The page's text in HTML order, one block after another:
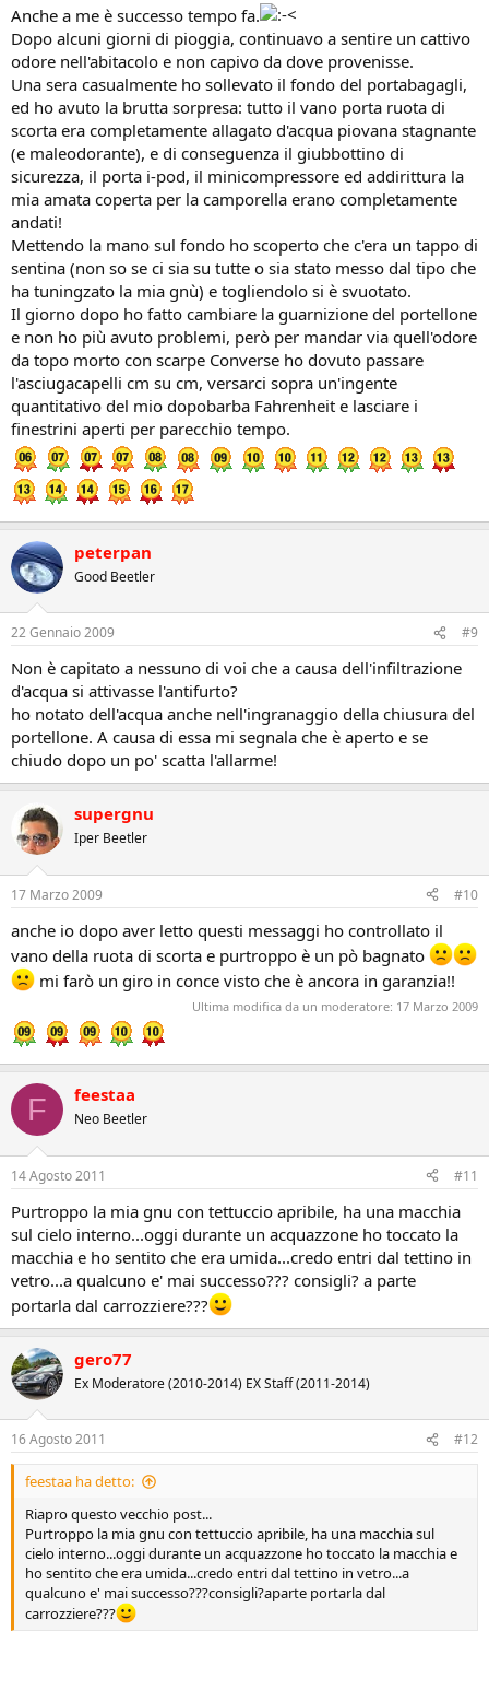
Anche a me è successo tempo fa.
Dopo alcuni giorni di pioggia, continuavo a sentire un cattivo
odore nell'abitacolo e non capivo da dove provenisse.
Una sera casualmente ho sollevato il fondo del portabagagli,
ed ho avuto la brutta sorpresa: tutto il vano porta ruota di
scorta era completamente allagato d'acqua piovana stagnante
(e maleodorante), e di conseguenza il giubbottino di
sicurezza, il porta i-pod, il minicompressore ed addirittura la
mia amata coperta per la camporella erano completamente
andati!
Mettendo la mano sul fondo ho scoperto che c'era un tappo di
sentina (non so se ci sia su tutte o sia stato messo dal tipo che
ha tuningzato la mia gnù) e togliendolo si è svuotato.
Il giorno dopo ho fatto cambiare la guarnizione del portellone
e non ho più avuto problemi, però per mandar via quell'odore
da topo morto con scarpe Converse ho dovuto passare
l'asciugacapelli cm su cm, versarci sopra un'ingente
quantitativo del mio dopobarba Fahrenheit e lasciare i
finestrini aperti per parecchio tempo.
peterpan
Good Beetler
22 Gennaio 2009 #9
Non è capitato a nessuno di voi che a causa dell'infiltrazione
d'acqua si attivasse l'antifurto?
ho notato dell'acqua anche nell'ingranaggio della chiusura del
portellone. A causa di essa mi segnala che è aperto e se
chiudo dopo un po' scatta l'allarme!
supergnu
Iper Beetler
17 Marzo 2009 #10
anche io dopo aver letto questi messaggi ho controllato il
vano della ruota di scorta e purtroppo è un pò bagnato
mi farò un giro in conce visto che è ancora in garanzia!!
Ultima modifica da un moderatore: 17 Marzo 2009
F feestaa
Neo Beetler
14 Agosto 2011 #11
Purtroppo la mia gnu con tettuccio apribile, ha una macchia
sul cielo interno...oggi durante un acquazzone ho toccato la
macchia e ho sentito che era umida...credo entri dal tettino in
vetro...a qualcuno e' mai successo??? consigli? a parte
portarla dal carrozziere???
gero77
Ex Moderatore (2010-2014) EX Staff (2011-2014)
16 Agosto 2011 #12
feestaa ha detto:
Riapro questo vecchio post...
Purtroppo la mia gnu con tettuccio apribile, ha una macchia sul
cielo interno...oggi durante un acquazzone ho toccato la macchia e
ho sentito che era umida...credo entri dal tettino in vetro...a
qualcuno e' mai successo???consigli?aparte portarla dal
carrozziere???